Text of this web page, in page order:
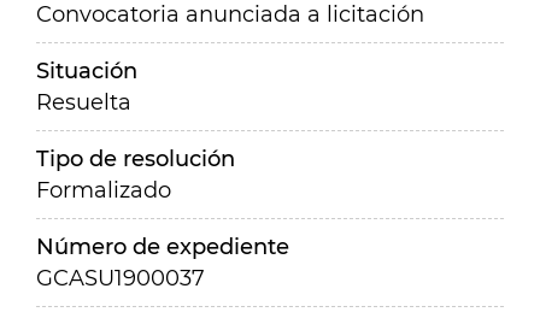
Convocatoria anunciada a licitación
Situación
Resuelta
Tipo de resolución
Formalizado
Número de expediente
GCASU1900037